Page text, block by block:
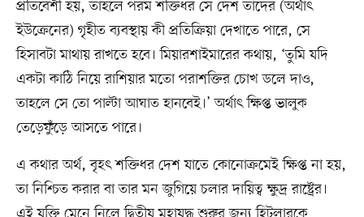
প্রতিবেশী হয়, তাহলে পরম শক্তিধর সে দেশ তাদের (অর্থাৎ
ইউক্রেনের) গৃহীত ব্যবস্থায় কী প্রতিক্রিয়া দেখাতে পারে, সে
হিসাবটা মাথায় রাখতে হবে। মিয়ারশাইমারের কথায়, ‘তুমি যদি
একটা কাঠি নিয়ে রাশিয়ার মতো পরাশক্তির চোখ ডলে দাও,
তাহলে সে তো পাল্টা আঘাত হানবেই।’ অর্থাৎ ক্ষিপ্ত ভালুক
তেড়েফুঁড়ে আসতে পারে।
এ কথার অর্থ, বৃহৎ শক্তিধর দেশ যাতে কোনোক্রমেই ক্ষিপ্ত না হয়,
তা নিশ্চিত করার বা তার মন জুগিয়ে চলার দায়িত্ব ক্ষুদ্র রাষ্ট্রের।